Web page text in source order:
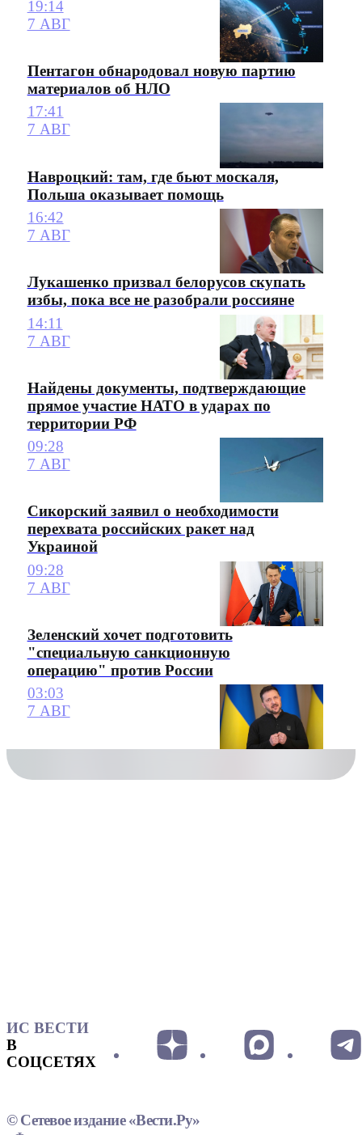
19:14
7 АВГ
Пентагон обнародовал новую партию
материалов об НЛО
17:41
7 АВГ
Навроцкий: там, где бьют москаля,
Польша оказывает помощь
16:42
7 АВГ
Лукашенко призвал белорусов скупать
избы, пока все не разобрали россияне
14:11
7 АВГ
Найдены документы, подтверждающие
прямое участие НАТО в ударах по
территории РФ
09:28
7 АВГ
Сикорский заявил о необходимости
перехвата российских ракет над
Украиной
09:28
7 АВГ
Зеленский хочет подготовить
"специальную санкционную
операцию" против России
03:03
7 АВГ
ИС ВЕСТИ
В
СОЦСЕТЯХ
© Сетевое издание «Вести.Ру»